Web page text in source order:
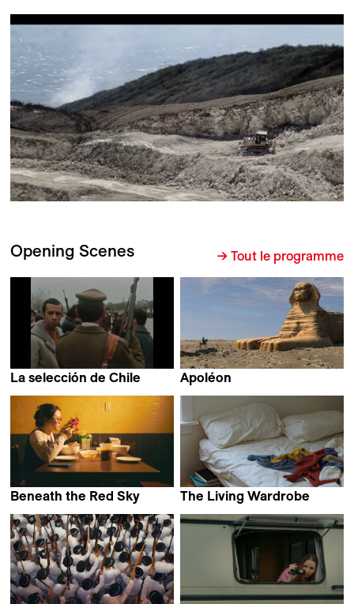
Opening Scenes → Tout le programme
La selección de Chile
Apoléon
Beneath the Red Sky
The Living Wardrobe